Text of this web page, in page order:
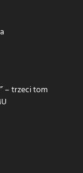
– trzeci tom